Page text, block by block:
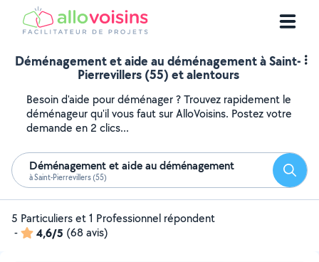
Déménagement et aide au déménagement à Saint-
Pierrevillers (55) et alentours
Besoin d'aide pour déménager ? Trouvez rapidement le
déménageur qu'il vous faut sur AlloVoisins. Postez votre
demande en 2 clics...
Déménagement et aide au déménagement
à Saint-Pierrevillers (55)
5 Particuliers et 1 Professionnel répondent
-
4,6/5 (68 avis)